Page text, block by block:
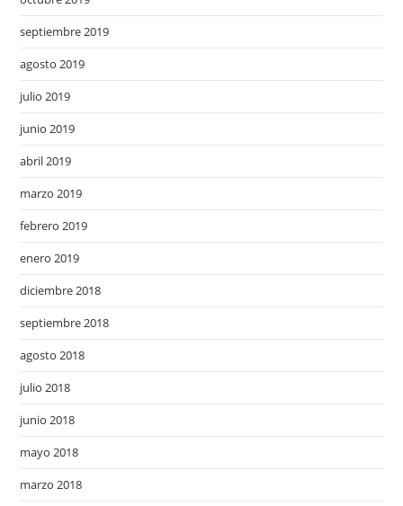
septiembre 2019
agosto 2019
julio 2019
junio 2019
abril 2019
marzo 2019
febrero 2019
enero 2019
diciembre 2018
septiembre 2018
agosto 2018
julio 2018
junio 2018
mayo 2018
marzo 2018